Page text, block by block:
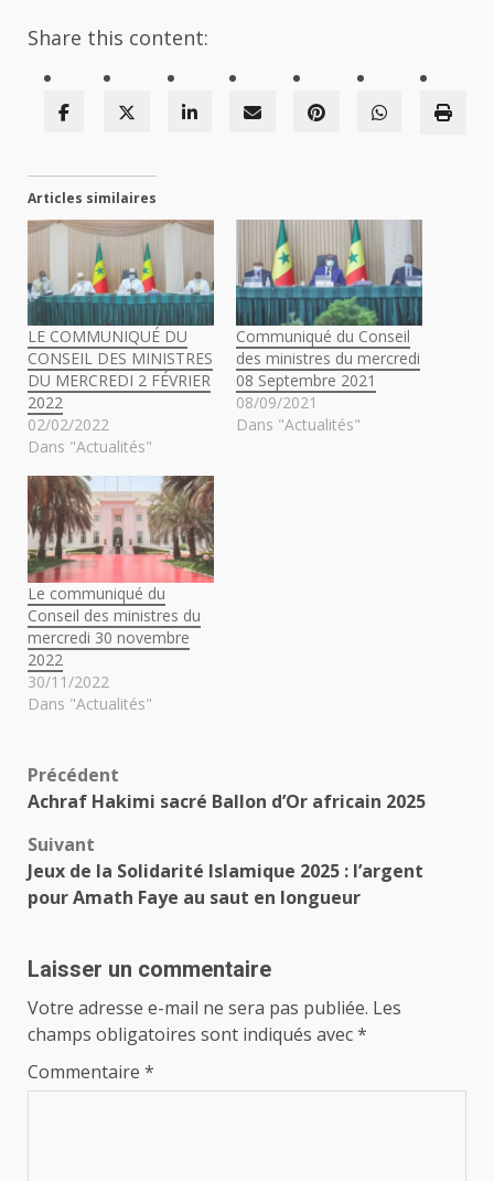
Share this content:
Articles similaires
LE COMMUNIQUÉ DU
CONSEIL DES MINISTRES
DU MERCREDI 2 FÉVRIER
2022
02/02/2022
Dans "Actualités"
Communiqué du Conseil
des ministres du mercredi
08 Septembre 2021
08/09/2021
Dans "Actualités"
Le communiqué du
Conseil des ministres du
mercredi 30 novembre
2022
30/11/2022
Dans "Actualités"
Navigation
Précédent
Achraf Hakimi sacré Ballon d’Or africain 2025
Suivant
Jeux de la Solidarité Islamique 2025 : l’argent
pour Amath Faye au saut en longueur
Laisser un commentaire
Votre adresse e-mail ne sera pas publiée. Les
champs obligatoires sont indiqués avec*
Commentaire *